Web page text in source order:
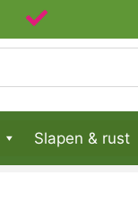
Slapen & rust